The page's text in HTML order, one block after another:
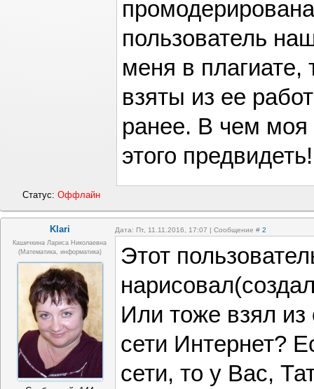
пользователь
меня в плагиате,
взяты из ее
ранее. В чем
этого предвидеть!
Статус:Оффлайн
Klari Дата: Пт, 11.11.2016, 17:07 | Сообщение # 2
Кашичкина Лариса Николаевна
(математика, информатика)
Этот
Или тоже взял из
сети Интернет?
сети, то у Вас,